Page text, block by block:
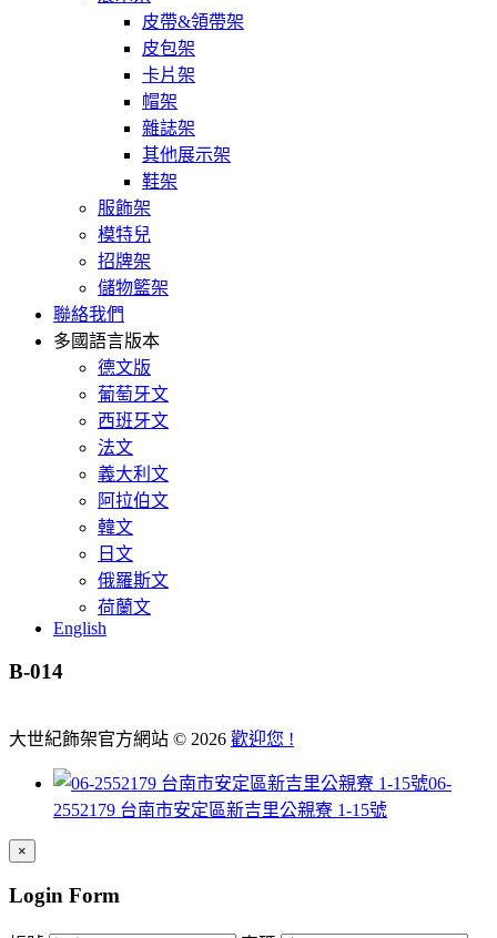
皮帶&領帶架
皮包架
卡片架
帽架
雜誌架
其他展示架
鞋架
服飾架
模特兒
招牌架
儲物籃架
聯絡我們
多國語言版本
德文版
葡萄牙文
西班牙文
法文
義大利文
阿拉伯文
韓文
日文
俄羅斯文
荷蘭文
English
B-014
大世紀飾架官方網站 © 2026 歡迎您 !
06-
2552179 台南市安定區新吉里公親寮 1-15號
×
Login Form